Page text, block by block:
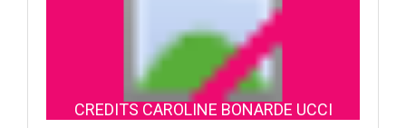
CREDITS CAROLINE BONARDE UCCI